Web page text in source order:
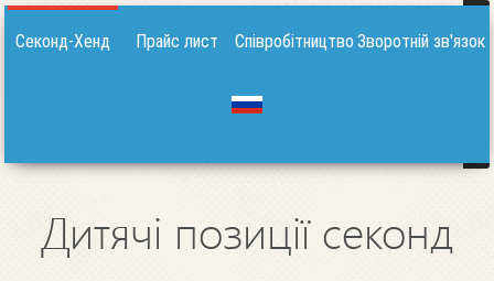
Секонд-Хенд Прайс лист Співробітництво Зворотній зв'язок
Дитячі позиції секонд